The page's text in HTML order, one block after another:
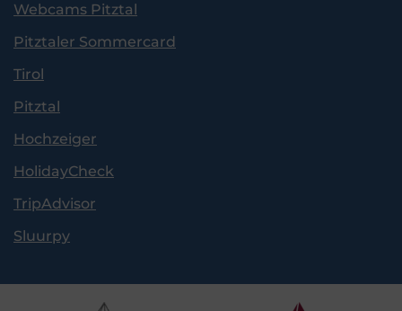
Webcams Pitztal
Pitztaler Sommercard
Tirol
Pitztal
Hochzeiger
HolidayCheck
TripAdvisor
Sluurpy